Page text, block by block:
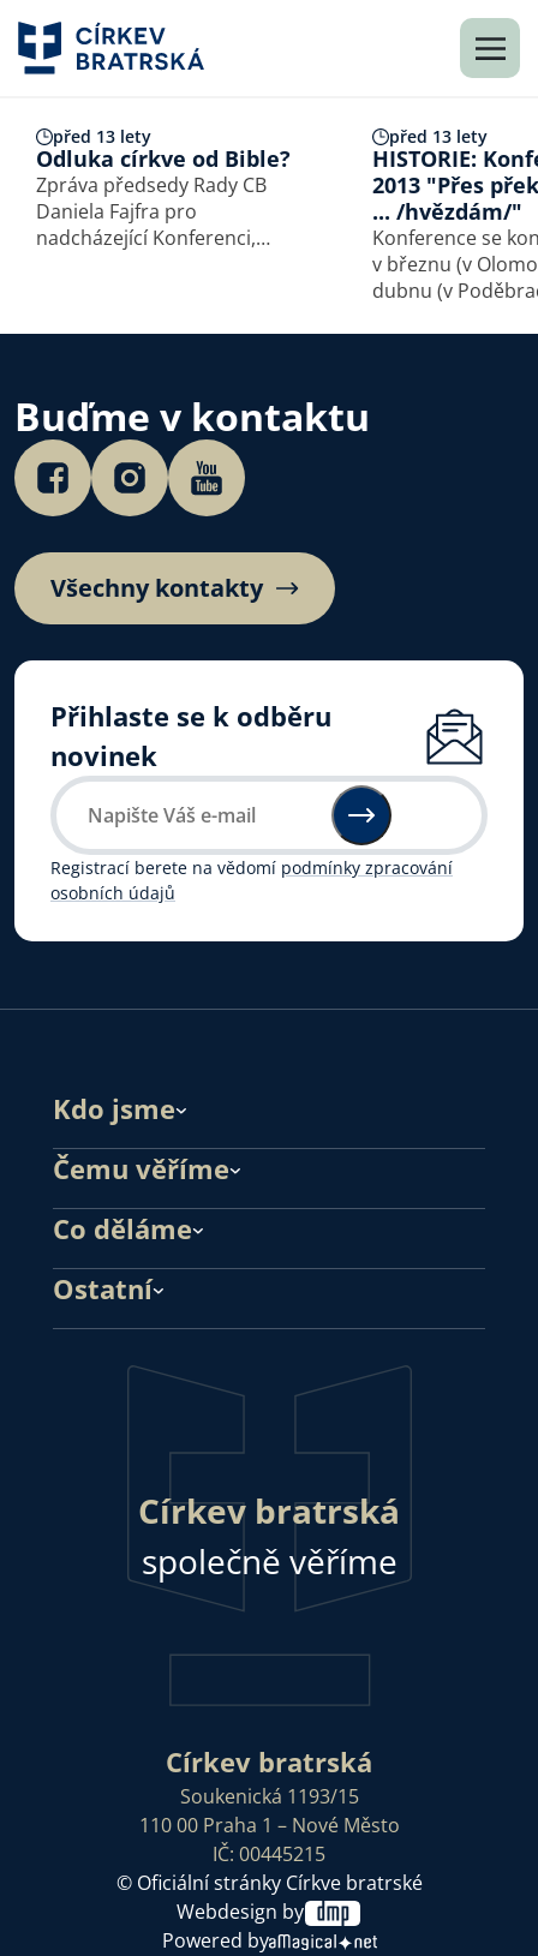
před 13 lety
Odluka církve od Bible?
Zpráva předsedy Rady CB
Daniela Fajfra pro
nadcházející Konferenci,
vše, co jsme z Jeho milosti…
před 13 lety
HISTORIE:
2013 "Přes
... /hvězdám/"
Konference se
v březnu (v
dubnu (v
Buďme v kontaktu
Všechny kontakty
Přihlaste se k odběru
novinek
Registrací berete na vědomí podmínky zpracování
osobních údajů
Kdo jsme
Čemu věříme
Co děláme
Ostatní
Církev bratrská
společně věříme
Církev bratrská
Soukenická 1193/15
110 00 Praha 1 – Nové Město
IČ: 00445215
© Oficiální stránky Církve bratrské
Webdesign by
Powered by